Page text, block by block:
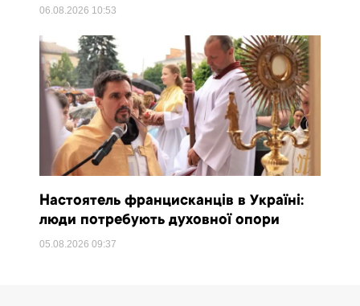
06.08.2026 10:53
Настоятель францисканців в Україні:
люди потребують духовної опори
05.08.202609:37